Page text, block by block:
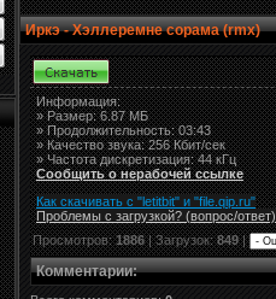
Иркэ - Хэллеремне сорама (rmx)
Информация:
»Размер:6.87 МБ
» Продолжительность: 03:43
» Качество звука: 256 Кбит/сек
» Частота дискретизация: 44 кГц
Сообщить о нерабочей ссылке
Как скачивать с "letitbit" и "file.qip.ru"
Проблемы с загрузкой? (вопрос/ответ)
Просмотров:1886| Загрузок:849|
Комментарии: